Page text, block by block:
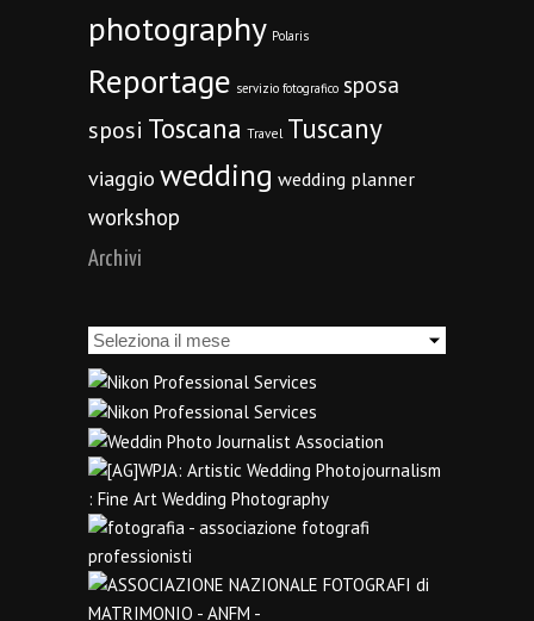
photography Polaris
Reportage servizio fotografico sposa
sposi Toscana Travel Tuscany
viaggio wedding wedding planner
workshop
Archivi
Archivi